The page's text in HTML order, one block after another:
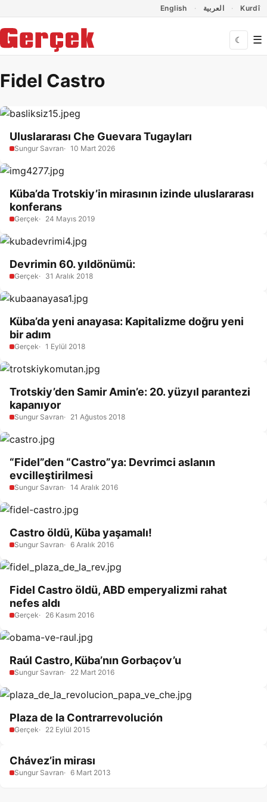
English العربية Kurdî
☾ ☰
Fidel Castro
Uluslararası Che Guevara Tugayları
Sungur Savran 10 Mart 2026
Küba’da Trotskiy’in mirasının izinde uluslararası
konferans
Gerçek 24 Mayıs 2019
Devrimin 60. yıldönümü:
Gerçek 31 Aralık 2018
Küba’da yeni anayasa: Kapitalizme doğru yeni
bir adım
Gerçek 1 Eylül 2018
Trotskiy’den Samir Amin’e: 20. yüzyıl parantezi
kapanıyor
Sungur Savran 21 Ağustos 2018
“Fidel”den “Castro”ya: Devrimci aslanın
evcilleştirilmesi
Sungur Savran 14 Aralık 2016
Castro öldü, Küba yaşamalı!
Sungur Savran 6 Aralık 2016
Fidel Castro öldü, ABD emperyalizmi rahat
nefes aldı
Gerçek 26 Kasım 2016
Raúl Castro, Küba’nın Gorbaçov’u
Sungur Savran 22 Mart 2016
Plaza de la Contrarrevolución
Gerçek 22 Eylül 2015
Chávez’in mirası
Sungur Savran 6 Mart 2013